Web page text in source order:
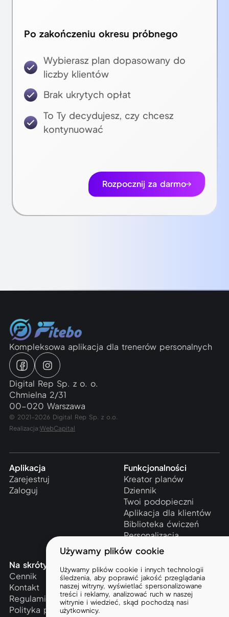
Używamy plików cookie
Używamy plików cookie i innych technologii
śledzenia, aby poprawić jakość przeglądania
naszej witryny, wyświetlać spersonalizowane
treści i reklamy, analizować ruch w naszej
witrynie i wiedzieć, skąd pochodzą nasi
użytkownicy.
Po zakończeniu okresu próbnego
Wybierasz plan dopasowany do
liczby klientów
Brak ukrytych opłat
To Ty decydujesz, czy chcesz
kontynuować
Rozpocznij za darmo
Kompleksowa aplikacja dla trenerów personalnych
Digital Rep Sp. z o. o.
Chmielna 2/31
00-020 Warszawa
© 2021-2026 Digital Rep Sp. z o.o.
Realizacja:WebCapital
Aplikacja
Zarejestruj
Zaloguj
Funkcjonalności
Kreator planów
Dziennik
Twoi podopieczni
Aplikacja dla klientów
Biblioteka ćwiczeń
Personalizacja
Na skróty
Cennik
Kontakt
Regulamin
Polityka prywatności
Artykuły
Kursy